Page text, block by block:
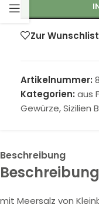
Zur
Artikelnummer:
Kategorien: aus
Gewürze,Sizilien
Beschreibung
Beschreibung
mit Meersalz von